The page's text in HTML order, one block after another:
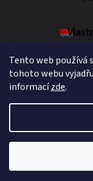
Tento web používá
tohoto webu
informacízde.